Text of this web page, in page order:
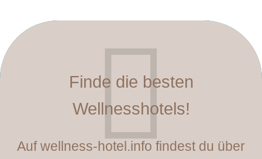
Finde die besten
Wellnesshotels!
Auf wellness-hotel.info findest du über